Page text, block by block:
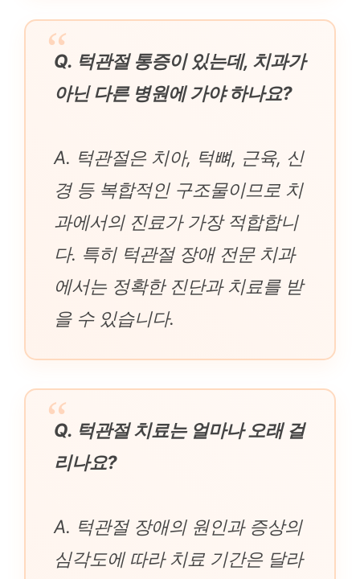
Q. 턱관절 통증이 있는데, 치과가
아닌 다른 병원에 가야 하나요?
A. 턱관절은 치아, 턱뼈, 근육, 신
경 등 복합적인 구조물이므로 치
과에서의 진료가 가장 적합합니
다. 특히 턱관절 장애 전문 치과
에서는 정확한 진단과 치료를 받
을 수 있습니다.
Q. 턱관절 치료는 얼마나 오래 걸
리나요?
A. 턱관절 장애의 원인과 증상의
심각도에 따라 치료 기간은 달라